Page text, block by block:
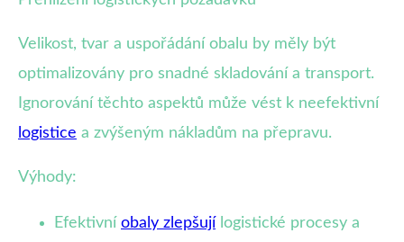
Velikost, tvar a uspořádání obalu by měly být
optimalizovány pro snadné skladování a transport.
Ignorování těchto aspektů může vést k neefektivní
logistice a zvýšeným nákladům na přepravu.
Výhody:
Efektivní obaly zlepšují logistické procesy a